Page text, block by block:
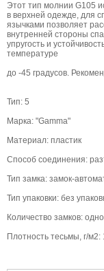
Этот тип молнии G105
в верхней одежде, для
язычками позволяет
внутренней стороны
упругость и
температуре
до -45 градусов.
Тип: 5
Марка: "Gamma"
Материал: пластик
Способ соединения:
Тип замка: замок-
Тип упаковки: без
Количество замков:
Плотность тесьмы, г/м2: